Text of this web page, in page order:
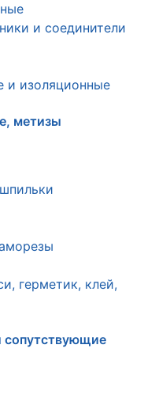
и соединители
и изоляционные
метизы
герметик, клей,